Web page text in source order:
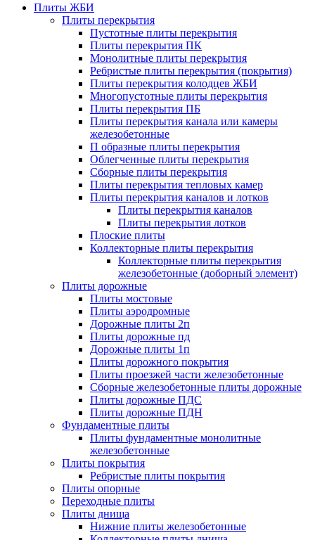
Плиты ЖБИ
Плиты перекрытия
Пустотные плиты перекрытия
Плиты перекрытия ПК
Монолитные плиты перекрытия
Ребристые плиты перекрытия (покрытия)
Плиты перекрытия колодцев ЖБИ
Многопустотные плиты перекрытия
Плиты перекрытия ПБ
Плиты перекрытия канала или камеры
железобетонные
П образные плиты перекрытия
Облегченные плиты перекрытия
Сборные плиты перекрытия
Плиты перекрытия тепловых камер
Плиты перекрытия каналов и лотков
Плиты перекрытия каналов
Плиты перекрытия лотков
Плоские плиты
Коллекторные плиты перекрытия
Коллекторные плиты перекрытия
железобетонные (доборный элемент)
Плиты дорожные
Плиты мостовые
Плиты аэродромные
Дорожные плиты 2п
Плиты дорожные пд
Дорожные плиты 1п
Плиты дорожного покрытия
Плиты проезжей части железобетонные
Сборные железобетонные плиты дорожные
Плиты дорожные ПДС
Плиты дорожные ПДН
Фундаментные плиты
Плиты фундаментные монолитные
железобетонные
Плиты покрытия
Ребристые плиты покрытия
Плиты опорные
Переходные плиты
Плиты днища
Нижние плиты железобетонные